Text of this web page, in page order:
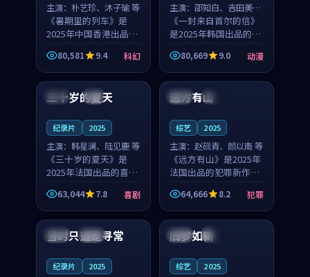
主演： 朴艺珍、沐子瑜 等
《暑期里的列车》是
2025年中国香港出品的
科幻新作，主创团队希
望用城市夜归人的故事
让观众停下来想一想。
朴艺珍领衔，沐子瑜担
任重要角色，郑书延的
80,581 9.4 科幻
主演： 邵知白、吉田美琴
等
《一封来自首尔的信》
是2025年韩国出品的动
漫新作，主创团队希望
用高考往事的故事让观
众停下来想一想。邵知
重要角色，谢承南的
80,669 9.0 动漫
法国 4K
三十岁的夏天
纪录片 2025
主演： 韩星澜、陆见鹿 等
《三十岁的夏天》是
2025年法国出品的喜剧
新作，主创团队希望用
深夜电台的故事让观众
停下来想一想。韩星澜
角色，山田纯一的叙事
63,044 7.8 喜剧
法国 独播
远方有山
综艺 2025
主演： 赵砚青、颜以南 等
《远方有山》是2025年
法国出品的犯罪新作，
主创团队希望用高校追
梦的故事让观众停下来
想一想。赵砚青领衔，
颜以南担任重要角色，
山田纯一的叙事节奏
64,666 8.2 犯罪
泰国 杜比
当时只道是寻常
纪录片 2025
中国 高分
旧梦如新
综艺 2025